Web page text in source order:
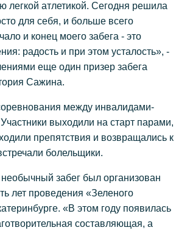
легкой атлетикой. Сегодня решила
для себя, и больше всего
и конец моего забега - это
радость и при этом усталость», -
еще один призер забега
Сажина.
между инвалидами-
выходили на старт парами,
препятствия и возвращались к
болельщики.
необычный забег был организован
лет проведения «Зеленого
«В этом году появилась
составляющая, а